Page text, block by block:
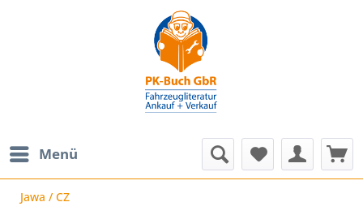
Menü
Jawa / CZ